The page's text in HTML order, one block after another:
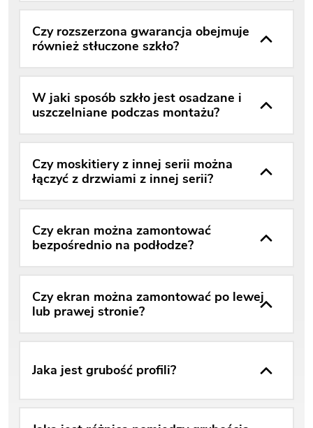
Czy rozszerzona gwarancja obejmuje
również stłuczone szkło?
W jaki sposób szkło jest osadzane i
uszczelniane podczas montażu?
Czy moskitiery z innej serii można
łączyć z drzwiami z innej serii?
Czy ekran można zamontować
bezpośrednio na podłodze?
Czy ekran można zamontować po lewej
lub prawej stronie?
Jaka jest grubość profili?